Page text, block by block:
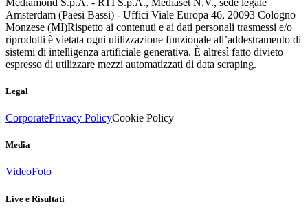
Amsterdam (Paesi Bassi) - Uffici Viale Europa 46, 20093 Cologno
Monzese (MI)Rispetto ai contenuti e ai dati personali trasmessi e/o
riprodotti è vietata ogni utilizzazione funzionale all’addestramento di
sistemi di intelligenza artificiale generativa. È altresì fatto divieto
espresso di utilizzare mezzi automatizzati di data scraping.
Legal
CorporatePrivacy PolicyCookie Policy
Media
VideoFoto
Live e Risultati